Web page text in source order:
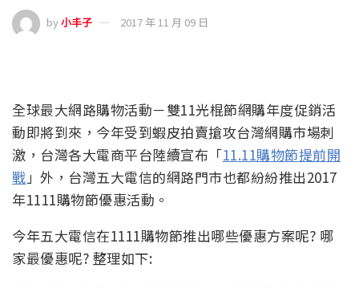
by小丰子 2017 年 11 月 09 日
全球最大網路購物活動－雙11光棍節網購年度促銷活
動即將到來，今年受到蝦皮拍賣搶攻台灣網購市場刺
激，台灣各大電商平台陸續宣布「11.11購物節提前開
戰 」外，台灣五大電信的網路門市也都紛紛推出2017
年1111購物節優惠活動。
今年五大電信在1111購物節推出哪些優惠方案呢? 哪
家最優惠呢? 整理如下: